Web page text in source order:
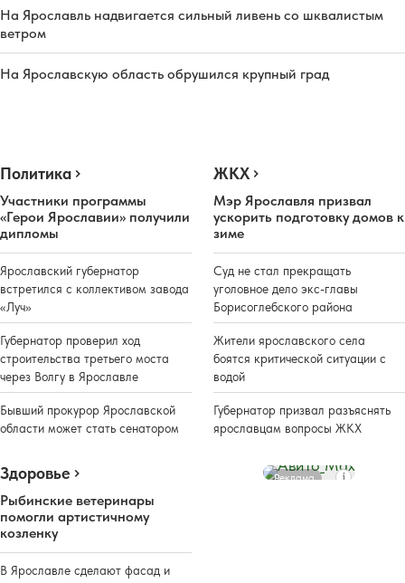
На Ярославль надвигается сильный ливень со шквалистым
ветром
На Ярославскую область обрушился крупный град
Политика
Участники программы
«Герои Ярославии» получили
дипломы
Ярославский губернатор
встретился с коллективом завода
«Луч»
Губернатор проверил ход
строительства третьего моста
через Волгу в Ярославле
Бывший прокурор Ярославской
области может стать сенатором
ЖКХ
Мэр Ярославля призвал
ускорить подготовку домов к
зиме
Суд не стал прекращать
уголовное дело экс-главы
Борисоглебского района
Жители ярославского села
боятся критической ситуации с
водой
Губернатор призвал разъяснять
ярославцам вопросы ЖКХ
Здоровье
Рыбинские ветеринары
помогли артистичному
козленку
В Ярославле сделают фасад и
Реклама